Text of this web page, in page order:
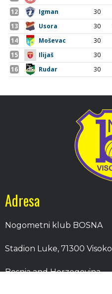
Adresa
Nogometni klub BOSNA
Stadion Luke, 71300 Visoko
Bosnia and Herzegovina